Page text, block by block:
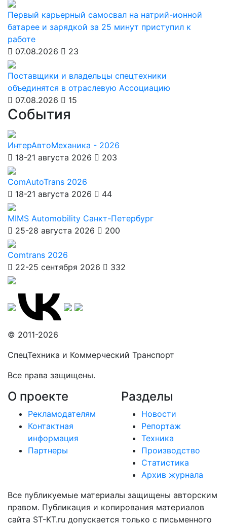
Первый карьерный самосвал на натрий-ионной
батарее и зарядкой за 25 минут приступил к
работе
07.08.2026
23
Поставщики и владельцы спецтехники
объединятся в отраслевую Ассоциацию
07.08.2026
15
События
ИнтерАвтоМеханика - 2026
18-21 августа 2026
203
ComAutoTrans 2026
18-21 августа 2026
44
MIMS Automobility Санкт-Петербург
25-28 августа 2026
200
Comtrans 2026
22-25 сентября 2026
332
© 2011-2026
СпецТехника и Коммерческий Транспорт
Все права защищены.
О проекте
Рекламодателям
Контактная
информация
Партнеры
Разделы
Новости
Репортаж
Техника
Производство
Статистика
Архив журнала
Все публикуемые материалы защищены авторским
правом. Публикация и копирования материалов
сайта ST-KT.ru допускается только с письменного